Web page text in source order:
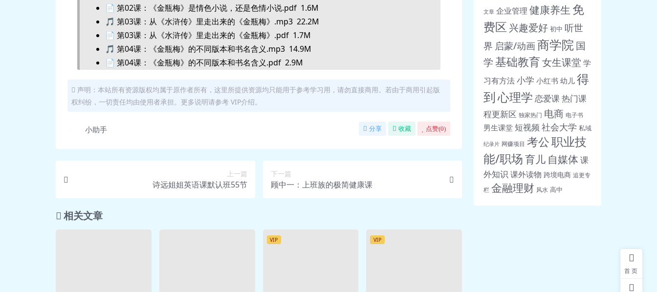
📄 第02课：《金瓶梅》是情色小说，还是色情小说.pdf 1.6M
🎵 第03课：从《水浒传》里走出来的《金瓶梅》.mp3 22.2M
📄 第03课：从《水浒传》里走出来的《金瓶梅》.pdf 1.7M
🎵 第04课：《金瓶梅》的不同版本和书名含义.mp3 14.9M
📄 第04课：《金瓶梅》的不同版本和书名含义.pdf 2.9M
📄 第05课：王婆如何从《水浒传》走入了《金瓶梅》.pdf 2.6M
🎵 第06课：孟玉楼：敢于改嫁的风流寡妇.mp3 18.0M
🎵 第07课：孟玉楼：敢于改嫁的风流寡妇.mp3 18.5M
📄 第08课：西门庆的妻妾大盘点.pdf 1.8M
🎵 第09课：西门庆是个“小鲜肉”？.mp3 22.7M
🎵 第11课：潘金莲是“个性解放”还是性解放”？.mp3 22.3M
声明：本站所有资源版权均属于原作者所有，这里所提供资源均只能用于参考学习用，请勿直接商用。若由于商用引起版
权纠纷，一切责任均由使用者承担。更多说明请参考 VIP介绍。
小助手 分享 收藏 点赞(0)
上一篇
诗远姐姐英语课默认班55节
下一篇
顾中一：上班族的极简健康课
相关文章
VIP VIP
文章 企业管理 健康养生 免
费区 兴趣爱好 初中 听世
界 启蒙/动画商学院国
学 基础教育女生课堂 学
习有方法小学 小红书 幼儿 得
到心理学 恋爱课热门课
程更新区 独家热门 电商 电子书
男生课堂 短视频 社会大学 私域
纪录片 网赚项目 考公职业技
能/职场育儿 自媒体 课
外知识 课外读物 跨境电商 追更专
栏 金融理财 风水 高中
首页